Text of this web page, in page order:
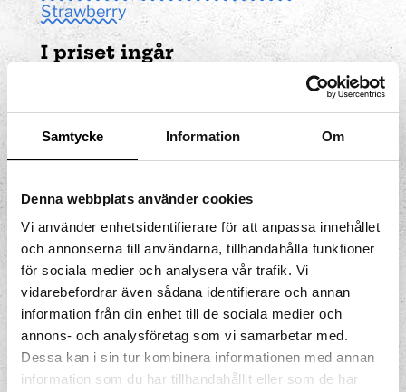
Samtycke Information Om
Denna webbplats använder cookies
Vi använder enhetsidentifierare för att anpassa innehållet
och annonserna till användarna, tillhandahålla funktioner
för sociala medier och analysera vår trafik. Vi
vidarebefordrar även sådana identifierare och annan
information från din enhet till de sociala medier och
annons- och analysföretag som vi samarbetar med.
Dessa kan i sin tur kombinera informationen med annan
information som du har tillhandahållit eller som de har
Strawberry
I priset ingår
Boende på bekväma Quality Hotel
Park i centrala Södertälje
Eftermiddagskaffe på hotellet
Stor ekologisk frukostbuffé
Fri tillgång till mjukglass och popcorn
Gratis wifi
Gratis parkering i mån av tillgång
Kontakt Quality hotel
park